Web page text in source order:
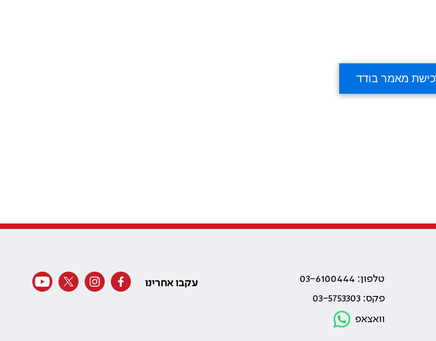
טלפון: 03-6100444
פקס: 03-5753303
וואצאפ
עקבו אחרינו